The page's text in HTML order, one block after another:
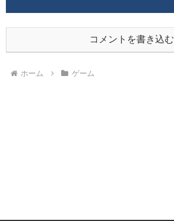
コメントを書き込む
ホーム ゲーム